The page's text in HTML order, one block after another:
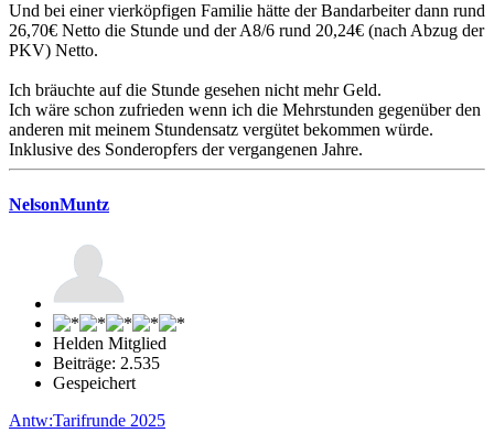
Und bei einer vierköpfigen Familie hätte der Bandarbeiter dann rund
26,70€ Netto die Stunde und der A8/6 rund 20,24€ (nach Abzug der
PKV) Netto.
Ich bräuchte auf die Stunde gesehen nicht mehr Geld.
Ich wäre schon zufrieden wenn ich die Mehrstunden gegenüber den
anderen mit meinem Stundensatz vergütet bekommen würde.
Inklusive des Sonderopfers der vergangenen Jahre.
NelsonMuntz
Helden Mitglied
Beiträge: 2.535
Gespeichert
Antw:Tarifrunde 2025